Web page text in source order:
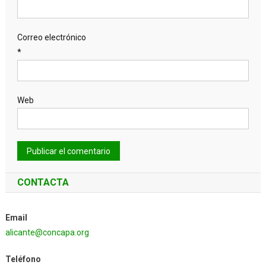
Correo electrónico
*
Web
CONTACTA
Email
alicante@concapa.org
Teléfono